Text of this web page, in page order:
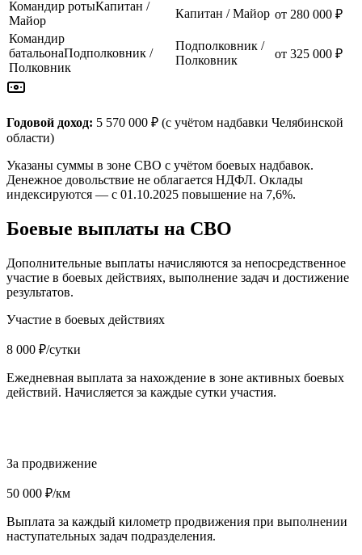
Командир ротыКапитан /
Майор
Капитан / Майор от 280 000 ₽
Командир
батальонаПодполковник /
Полковник
Подполковник /
Полковник
от 325 000 ₽
Годовой доход: 5 570 000 ₽ (с учётом надбавки Челябинской
области)
Указаны суммы в зоне СВО с учётом боевых надбавок.
Денежное довольствие не облагается НДФЛ. Оклады
индексируются — с 01.10.2025 повышение на 7,6%.
Боевые выплаты на СВО
Дополнительные выплаты начисляются за непосредственное
участие в боевых действиях, выполнение задач и достижение
результатов.
Участие в боевых действиях
8 000 ₽/сутки
Ежедневная выплата за нахождение в зоне активных боевых
действий. Начисляется за каждые сутки участия.
За продвижение
50 000 ₽/км
Выплата за каждый километр продвижения при выполнении
наступательных задач подразделения.